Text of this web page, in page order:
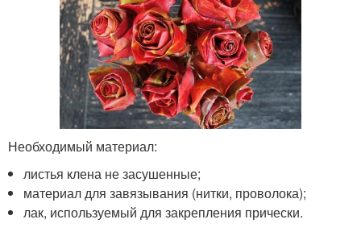
Необходимый материал:
листья клена не засушенные;
материал для завязывания (нитки, проволока);
лак, используемый для закрепления прически.